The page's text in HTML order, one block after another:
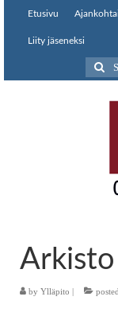
Etusivu
Liity jäseneksi
Search
for:
by Ylläpito |